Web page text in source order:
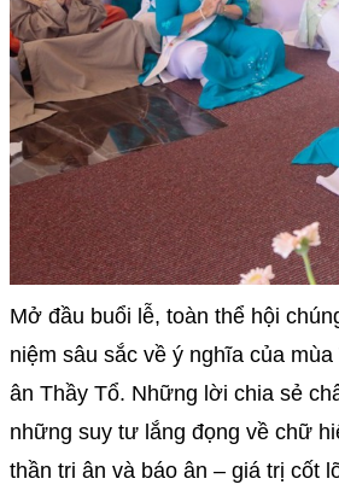
Mở đầu buổi lễ, toàn thể hội
niệm sâu sắc về ý nghĩa của
ân Thầy Tổ. Những lời chia sẻ
những suy tư lắng đọng về chữ
thần tri ân và báo ân – giá trị cốt